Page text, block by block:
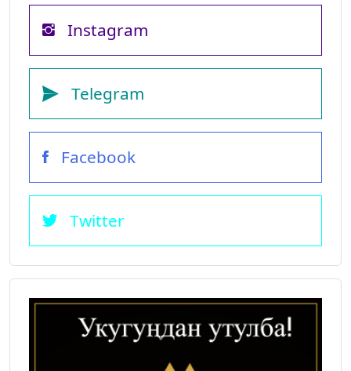
Instagram
Telegram
Facebook
Twitter